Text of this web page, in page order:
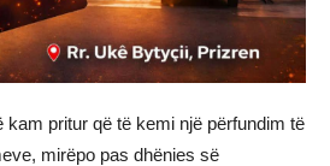
kam pritur që të kemi një përfundim të
mirëpo pas dhënies së